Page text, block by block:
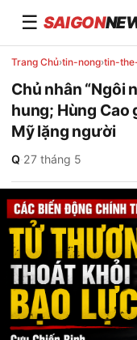
☰ SAIGON
Trang Chủ›tin-nong›tin-
Chủ nhân “Ngôi
hung; Hùng
Mỹ lặng người
Q·27 tháng 5